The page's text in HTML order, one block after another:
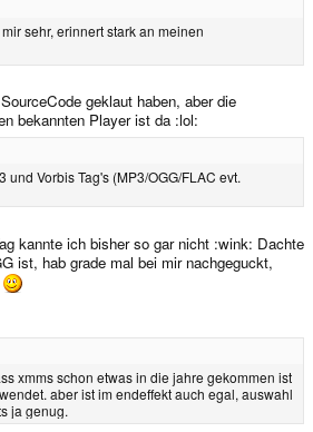
sehr, erinnert stark an meinen
geklaut haben, aber die
bekannten Player ist da :lol:
und Vorbis Tag's (MP3/OGG/FLAC evt.
kannte ich bisher so gar nicht :wink: Dachte
ist, hab grade mal bei mir nachgeguckt,
xmms schon etwas in die jahre gekommen ist
aber ist im endeffekt auch egal, auswahl
ja genug.